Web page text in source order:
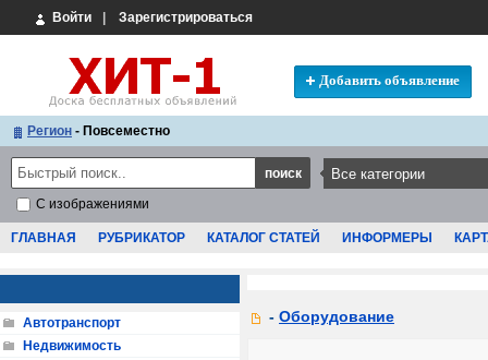
Войти Зарегистрироваться
Добавить объявление
Регион - Повсеместно
С изображениями
ГЛАВНАЯ РУБРИКАТОР КАТАЛОГ СТАТЕЙ ИНФОРМЕРЫ
- Оборудование
Автотранспорт
Недвижимость